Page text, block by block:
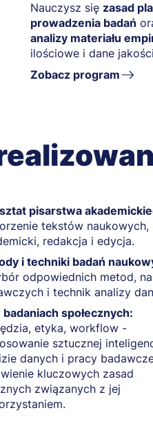
Nauczysz się zasad
prowadzenia badań
analizy materiału
ilościowe i dane
Zobacz program
pisarstwa
tekstów naukowych,
redakcja i edycja.
i techniki badań
odpowiednich metod,
i technik analizy
badaniach społecznych:
etyka, workflow -
sztucznej
danych i pracy
kluczowych zasad
związanych z jej